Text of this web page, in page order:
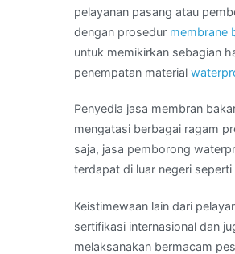
di
Kota
AMBON
pelayanan pasang atau
dengan prosedur membrane
untuk memikirkan sebagian
penempatan material
Penyedia jasa membran
mengatasi berbagai ragam
saja, jasa pemborong
terdapat di luar negeri
Keistimewaan lain dari
sertifikasi internasional dan
melaksanakan bermacam